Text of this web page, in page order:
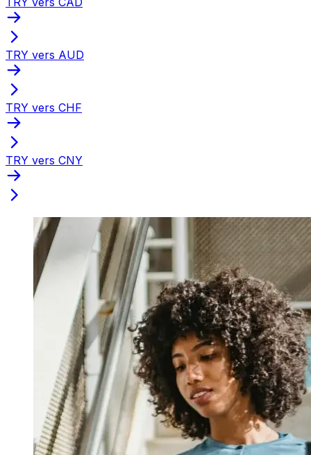
TRY vers AUD
TRY vers CHF
TRY vers CNY